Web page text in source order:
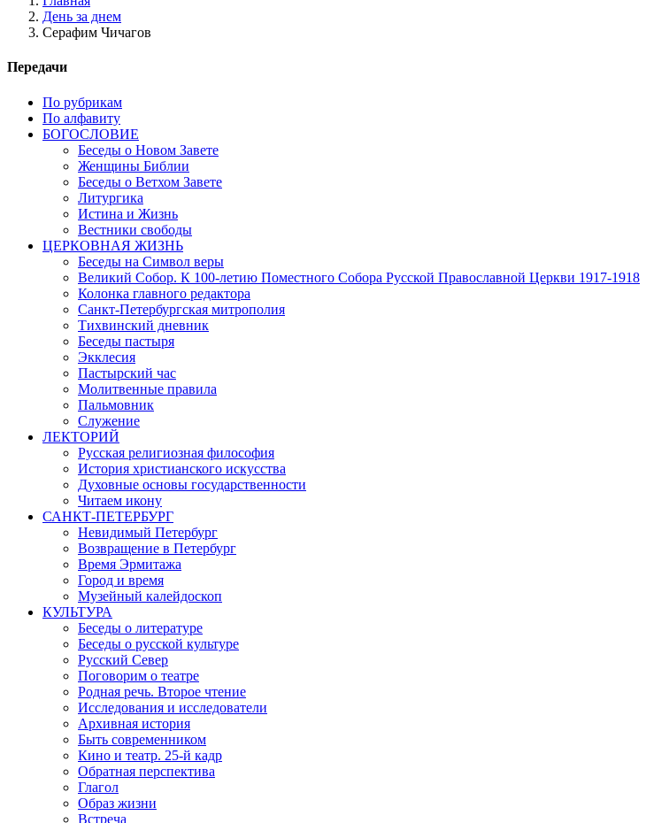
День за днем
Серафим Чичагов
Передачи
По рубрикам
По алфавиту
БОГОСЛОВИЕ
Беседы о Новом Завете
Женщины Библии
Беседы о Ветхом Завете
Литургика
Истина и Жизнь
Вестники свободы
ЦЕРКОВНАЯ ЖИЗНЬ
Беседы на Символ веры
Великий Собор. К 100-летию Поместного Собора Русской Православной Церкви 1917-1918
Колонка главного редактора
Санкт-Петербургская митрополия
Тихвинский дневник
Беседы пастыря
Экклесия
Пастырский час
Молитвенные правила
Пальмовник
Служение
ЛЕКТОРИЙ
Русская религиозная философия
История христианского искусства
Духовные основы государственности
Читаем икону
САНКТ-ПЕТЕРБУРГ
Невидимый Петербург
Возвращение в Петербург
Время Эрмитажа
Город и время
Музейный калейдоскоп
КУЛЬТУРА
Беседы о литературе
Беседы о русской культуре
Русский Север
Поговорим о театре
Родная речь. Второе чтение
Исследования и исследователи
Архивная история
Быть современником
Кино и театр. 25-й кадр
Обратная перспектива
Глагол
Образ жизни
Встреча